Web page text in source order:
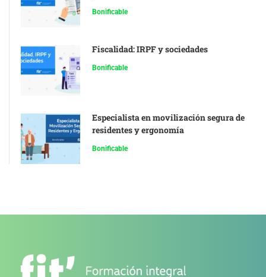
Bonificable
Fiscalidad: IRPF y sociedades
Bonificable
Especialista en movilización segura de
residentes y ergonomía
Bonificable